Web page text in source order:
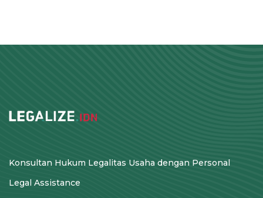
Konsultan Hukum Legalitas Usaha dengan Personal
Legal Assistance